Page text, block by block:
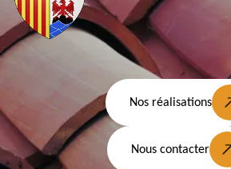
Nos réalisations
Nous contacter